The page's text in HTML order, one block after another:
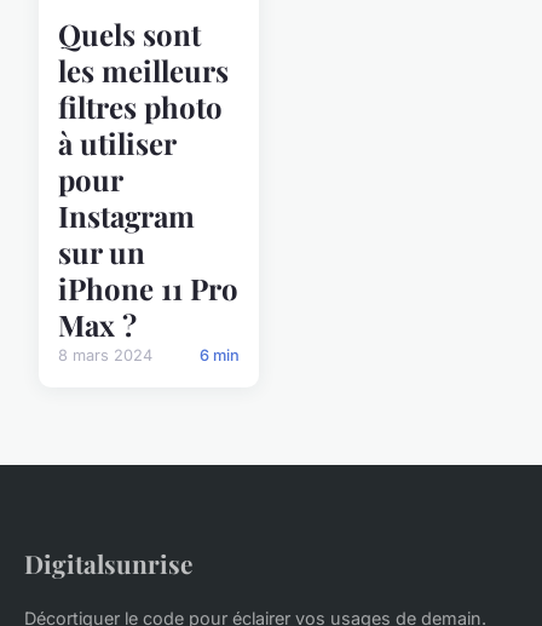
Quels sont
les meilleurs
filtres photo
à utiliser
pour
Instagram
sur un
iPhone 11 Pro
Max ?
8 mars 2024 6 min
Digitalsunrise
Décortiquer le code pour éclairer vos usages de demain.